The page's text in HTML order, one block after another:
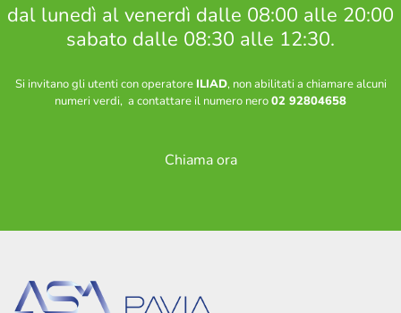
dal lunedì al venerdì dalle 08:00 alle 20:00
sabato dalle 08:30 alle 12:30.
Si invitano gli utenti con operatore ILIAD, non abilitati a chiamare alcuni
numeri verdi, a contattare il numero nero02 92804658
Chiama ora